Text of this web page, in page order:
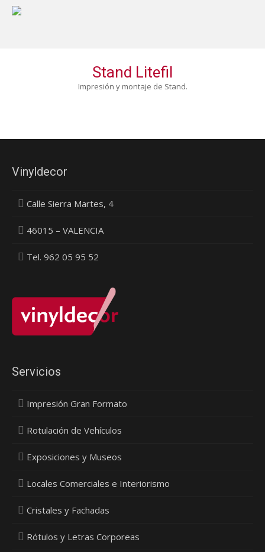
Stand Litefil
Impresión y montaje de Stand.
Vinyldecor
Calle Sierra Martes, 4
46015 – VALENCIA
Tel. 962 05 95 52
Servicios
Impresión Gran Formato
Rotulación de Vehículos
Exposiciones y Museos
Locales Comerciales e Interiorismo
Cristales y Fachadas
Rótulos y Letras Corporeas